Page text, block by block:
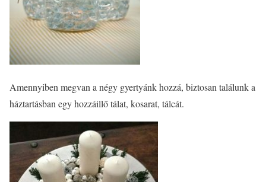
Amennyiben megvan a négy gyertyánk hozzá, biztosan találunk a
háztartásban egy hozzáillő tálat, kosarat, tálcát.